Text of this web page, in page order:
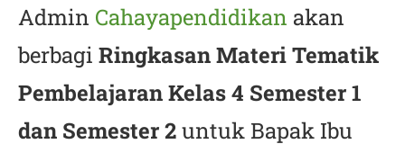
Admin Cahayapendidikan akan
berbagi Ringkasan Materi Tematik
Pembelajaran Kelas 4 Semester 1
dan Semester 2untuk Bapak Ibu